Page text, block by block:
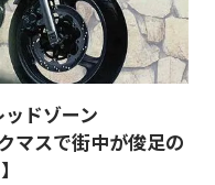
ドゾーン
マスで街中が俊足の